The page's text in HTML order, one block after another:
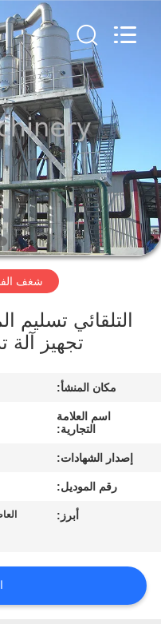
مسكن
منتجات
أشرطة
فيديو
عرض
الافتراضي
جولة
الجودة
Shanghai
شغف
التلقائي تسليم
تجهيز آلة
مكان المنشأ:
اسم العلامة
التجارية:
إصدار الشهادات:
رقم الموديل:
أبرز: